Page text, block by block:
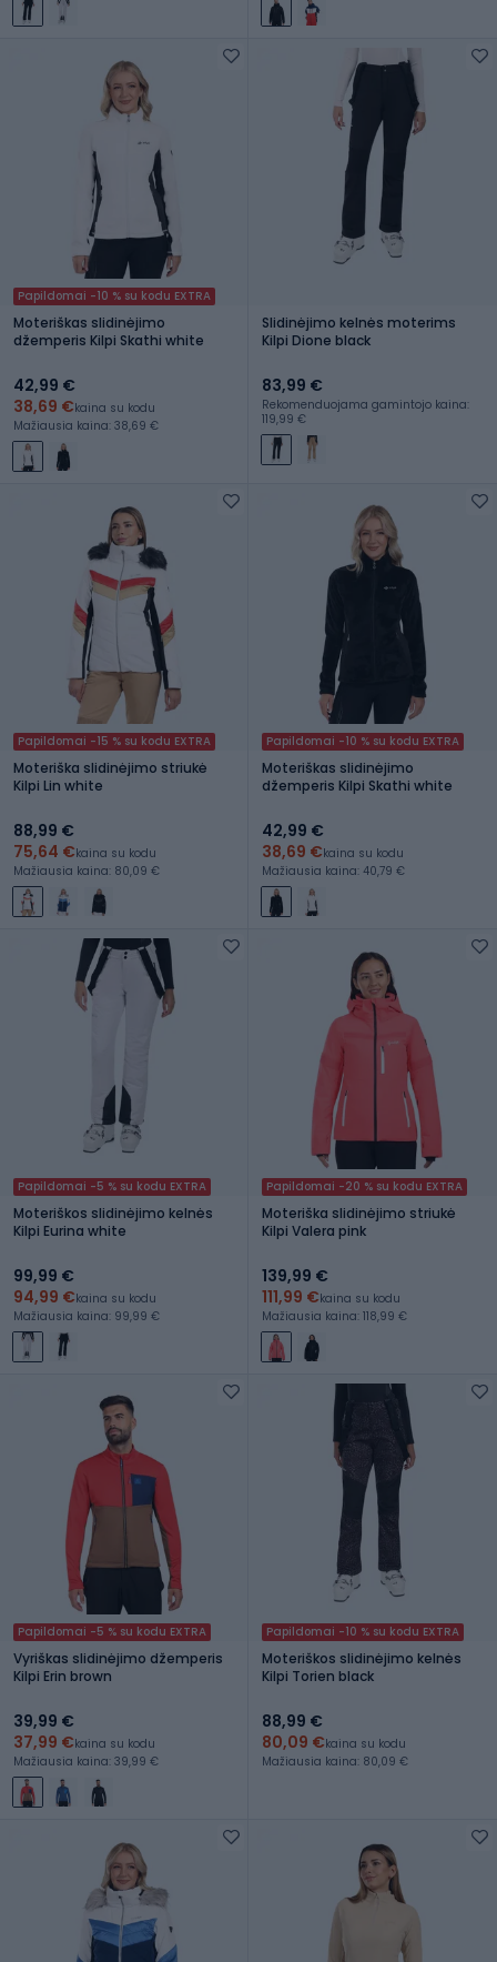
Papildomai -10 % su kodu EXTRA
Moteriškas slidinėjimo
džemperis Kilpi Skathi white
42,99 €
38,69 €kaina su kodu
Mažiausia kaina: 38,69 €
Slidinėjimo kelnės moterims
Kilpi Dione black
83,99 €
Rekomenduojama gamintojo kaina:
119,99 €
Papildomai -15 % su kodu EXTRA
Moteriška slidinėjimo striukė
Kilpi Lin white
88,99 €
75,64 €kaina su kodu
Mažiausia kaina: 80,09 €
Papildomai -10 % su kodu EXTRA
Moteriškas slidinėjimo
džemperis Kilpi Skathi white
42,99 €
38,69 €kaina su kodu
Mažiausia kaina: 40,79 €
Papildomai -5 % su kodu EXTRA
Moteriškos slidinėjimo kelnės
Kilpi Eurina white
99,99 €
94,99 €kaina su kodu
Mažiausia kaina: 99,99 €
Papildomai -20 % su kodu EXTRA
Moteriška slidinėjimo striukė
Kilpi Valera pink
139,99 €
111,99 €kaina su kodu
Mažiausia kaina: 118,99 €
Papildomai -5 % su kodu EXTRA
Vyriškas slidinėjimo džemperis
Kilpi Erin brown
39,99 €
37,99 €kaina su kodu
Mažiausia kaina: 39,99 €
Papildomai -10 % su kodu EXTRA
Moteriškos slidinėjimo kelnės
Kilpi Torien black
88,99 €
80,09 €kaina su kodu
Mažiausia kaina: 80,09 €